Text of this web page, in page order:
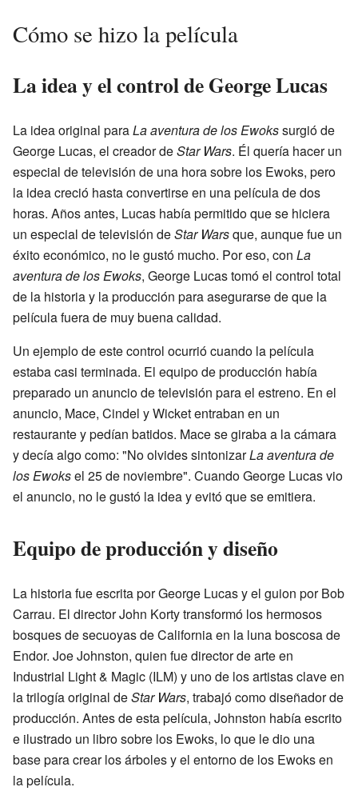
Cómo se hizo la película
La idea y el control de George Lucas
La idea original paraLa aventura de los Ewokssurgió de
George Lucas, el creador deStar Wars. Él quería hacer un
especial de televisión de una hora sobre los Ewoks, pero
la idea creció hasta convertirse en una película de dos
horas. Años antes, Lucas había permitido que se hiciera
un especial de televisión deStar Warsque, aunque fue un
éxito económico, no le gustó mucho. Por eso, con La
aventura de los Ewoks, George Lucas tomó el control total
de la historia y la producción para asegurarse de que la
película fuera de muy buena calidad.
Un ejemplo de este control ocurrió cuando la película
estaba casi terminada. El equipo de producción había
preparado un anuncio de televisión para el estreno. En el
anuncio, Mace, Cindel y Wicket entraban en un
restaurante y pedían batidos. Mace se giraba a la cámara
y decía algo como: "No olvides sintonizarLa aventura de
los Ewoksel 25 de noviembre". Cuando George Lucas vio
el anuncio, no le gustó la idea y evitó que se emitiera.
Equipo de producción y diseño
La historia fue escrita por George Lucas y el guion por Bob
Carrau. El director John Korty transformó los hermosos
bosques de secuoyas de California en la luna boscosa de
Endor. Joe Johnston, quien fue director de arte en
Industrial Light & Magic (ILM) y uno de los artistas clave en
la trilogía original deStar Wars, trabajó como diseñador de
producción. Antes de esta película, Johnston había escrito
e ilustrado un libro sobre los Ewoks, lo que le dio una
base para crear los árboles y el entorno de los Ewoks en
la película.